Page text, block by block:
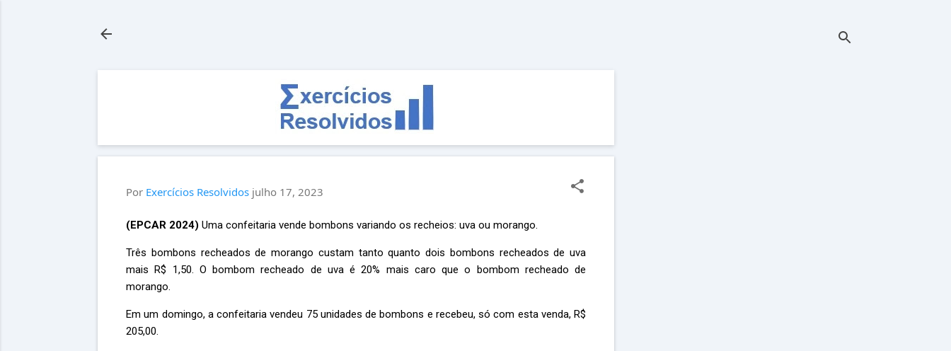
Por Exercícios Resolvidos julho 17, 2023
(EPCAR 2024) Uma confeitaria vende bombons variando os recheios: uva ou morango.
Três bombons recheados de morango custam tanto quanto dois bombons recheados de uva
mais R$ 1,50. O bombom recheado de uva é 20% mais caro que o bombom recheado de
morango.
Em um domingo, a confeitaria vendeu 75 unidades de bombons e recebeu, só com esta venda, R$
205,00.